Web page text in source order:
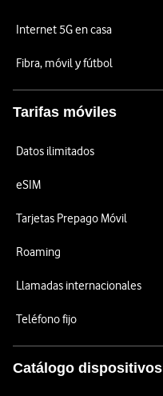
Internet 5G en casa
Fibra, móvil y fútbol
Tarifas móviles
Datos ilimitados
eSIM
Tarjetas Prepago Móvil
Roaming
Llamadas internacionales
Teléfono fijo
Catálogo dispositivos